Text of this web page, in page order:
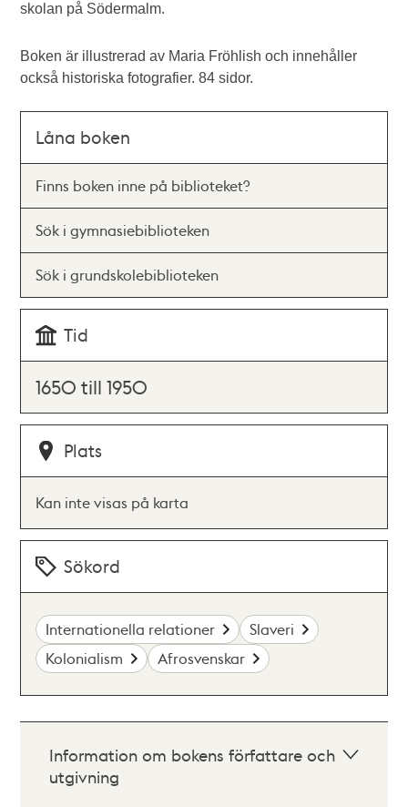
skolan på Södermalm.
Boken är illustrerad av Maria Fröhlish och innehåller
också historiska fotografier. 84 sidor.
Låna boken
Finns boken inne på biblioteket?
Sök i gymnasiebiblioteken
Sök i grundskolebiblioteken
Tid
1650 till 1950
Plats
Kan inte visas på karta
Sökord
Internationella relationer
Slaveri
Kolonialism
Afrosvenskar
Information om bokens författare och
utgivning